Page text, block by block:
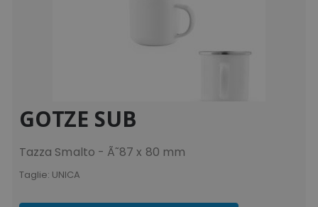
GOTZE SUB
Tazza Smalto - Ã˜87 x 80 mm
Taglie: UNICA